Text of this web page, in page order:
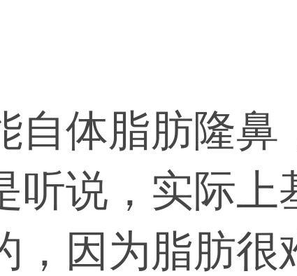
自体脂肪隆鼻
听说，实际上
，因为脂肪很